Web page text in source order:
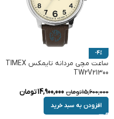
-4%
ساعت مچی مردانه تایمکس TIMEX
TW2V21300
15,600,000تومان 14,900,000تومان
افزودن به سبد خرید